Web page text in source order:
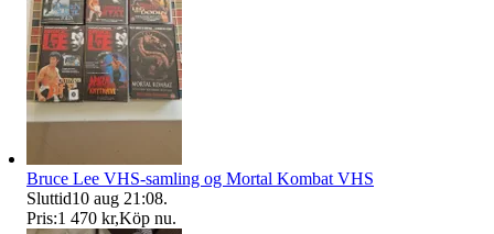
Bruce Lee VHS-samling og Mortal Kombat VHS
Sluttid10 aug 21:08.
Pris:1 470 kr,Köp nu.